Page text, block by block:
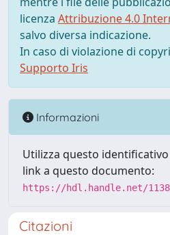
licenza Attribuzione 4.0
salvo diversa indicazione.
In caso di violazione di
Supporto Iris
Informazioni
Utilizza questo
link a questo documento:
https://hdl.handle.net/
Citazioni